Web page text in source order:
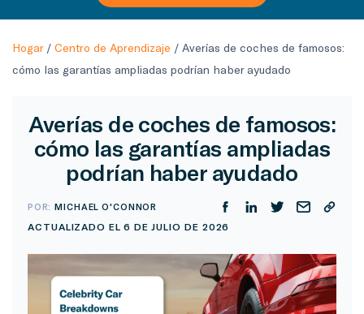
Hogar/ Centro de Aprendizaje / Averías de coches de famosos:
cómo las garantías ampliadas podrían haber ayudado
Averías de coches de famosos:
cómo las garantías ampliadas
podrían haber ayudado
POR:MICHAEL O'CONNOR
ACTUALIZADO EL 6 DE JULIO DE 2026